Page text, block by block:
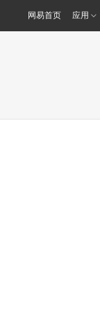
网易首页 应用